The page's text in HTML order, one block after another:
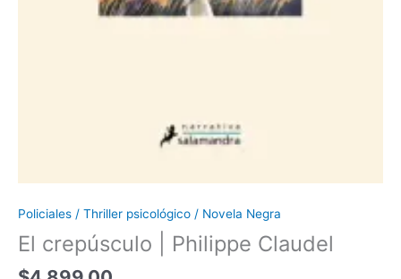
Policiales / Thriller psicológico / Novela Negra
El crepúsculo | Philippe Claudel